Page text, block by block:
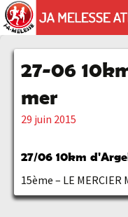
27-06
mer
29 juin 2015
27/06 10km
15ème – LE MERCIER